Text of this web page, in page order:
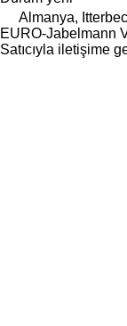
Almanya,
EURO-Jabelmann
Satıcıyla iletişime